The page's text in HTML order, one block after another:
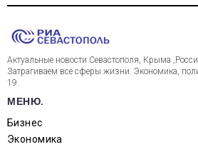
Актуальные новости Севастополя, Крыма
Затрагиваем все сферы жизни. Экономика,
19.
МЕНЮ.
Бизнес
Экономика